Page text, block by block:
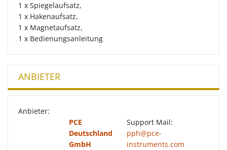
1 x Spiegelaufsatz,
1 x Hakenaufsatz,
1 x Magnetaufsatz,
1 x Bedienungsanleitung
ANBIETER
Anbieter:
PCE
Deutschland
GmbH
Support Mail:
pph@pce-
instruments.com